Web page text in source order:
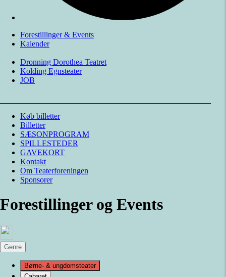
Forestillinger & Events
Kalender
Dronning Dorothea Teatret
Kolding Egnsteater
JOB
Køb billetter
Billetter
SÆSONPROGRAM
SPILLESTEDER
GAVEKORT
Kontakt
Om Teaterforeningen
Sponsorer
Forestillinger og Events
Genre
Børne- & ungdomsteater